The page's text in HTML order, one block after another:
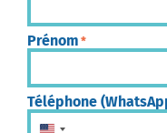
Prénom *
Téléphone